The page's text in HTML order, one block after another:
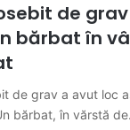
de
bărbat în
de grav a avut loc
bărbat, în vărstă